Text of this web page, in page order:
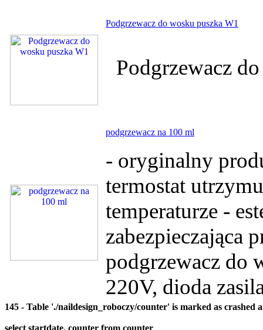
Podgrzewacz do wosku puszka W1
Podgrzewacz
podgrzewacz na 100 ml
- oryginalny
termostat
temperaturze -
zabezpieczająca
podgrzewacz do
220V, dioda
145 - Table './naildesign_roboczy/counter' is marked as crashed
select startdate, counter from counter